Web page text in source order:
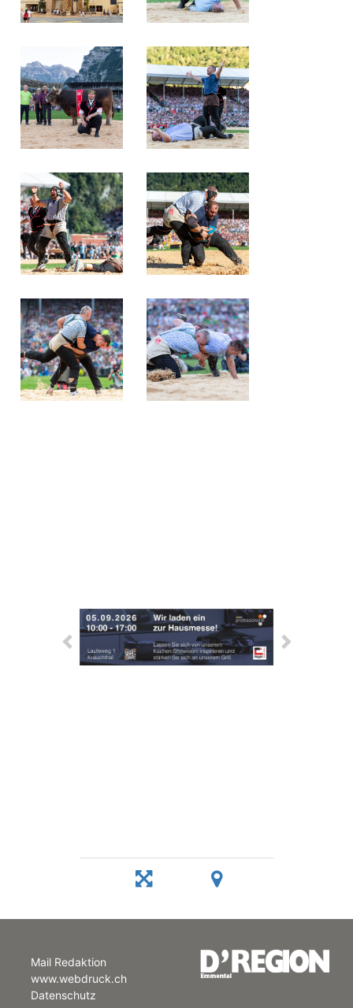
Mail Redaktion
www.webdruck.ch
Datenschutz